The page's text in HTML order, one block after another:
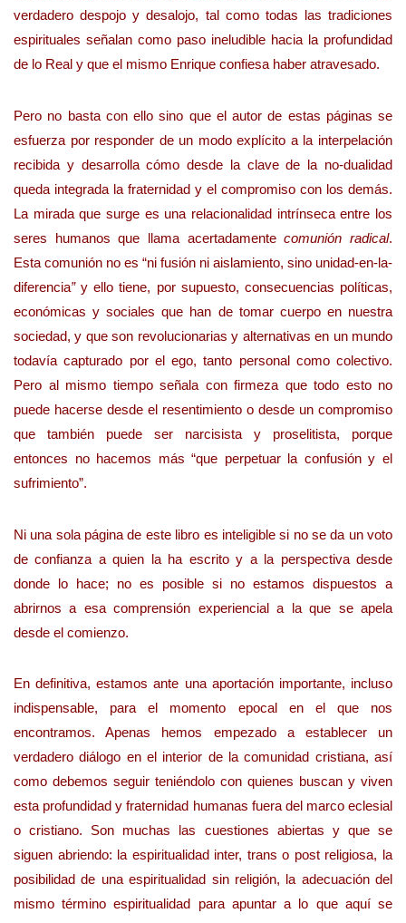
verdadero despojo y desalojo, tal como todas las tradiciones
espirituales señalan como paso ineludible hacia la profundidad
de lo Real y que el mismo Enrique confiesa haber atravesado.
Pero no basta con ello sino que el autor de estas páginas se
esfuerza por responder de un modo explícito a la interpelación
recibida y desarrolla cómo desde la clave de la no-dualidad
queda integrada la fraternidad y el compromiso con los demás.
La mirada que surge es una relacionalidad intrínseca entre los
seres humanos que llama acertadamentecomunión radical.
Esta comunión no es “ni fusión ni aislamiento, sino unidad-en-la-
diferencia”y ello tiene, por supuesto, consecuencias políticas,
económicas y sociales que han de tomar cuerpo en nuestra
sociedad, y que son revolucionarias y alternativas en un mundo
todavía capturado por el ego, tanto personal como colectivo.
Pero al mismo tiempo señala con firmeza que todo esto no
puede hacerse desde el resentimiento o desde un compromiso
que también puede ser narcisista y proselitista, porque
entonces no hacemos más “que perpetuar la confusión y el
sufrimiento”.
Ni una sola página de este libro es inteligible si no se da un voto
de confianza a quien la ha escrito y a la perspectiva desde
donde lo hace; no es posible si no estamos dispuestos a
abrirnos a esa comprensión experiencial a la que se apela
desde el comienzo.
En definitiva, estamos ante una aportación importante, incluso
indispensable, para el momento epocal en el que nos
encontramos. Apenas hemos empezado a establecer un
verdadero diálogo en el interior de la comunidad cristiana, así
como debemos seguir teniéndolo con quienes buscan y viven
esta profundidad y fraternidad humanas fuera del marco eclesial
o cristiano. Son muchas las cuestiones abiertas y que se
siguen abriendo: la espiritualidad inter, trans o post religiosa, la
posibilidad de una espiritualidad sin religión, la adecuación del
mismo término espiritualidad para apuntar a lo que aquí se